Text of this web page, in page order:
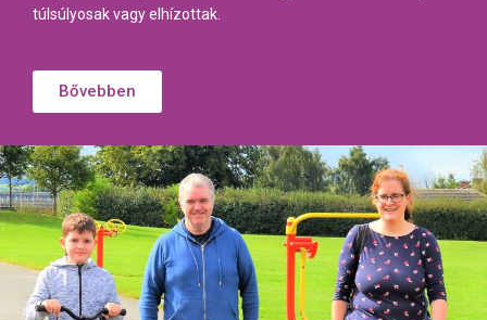
túlsúlyosak vagy elhízottak.
Bővebben